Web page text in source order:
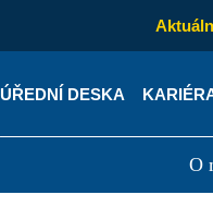
ÚŘEDNÍ DESKA
O